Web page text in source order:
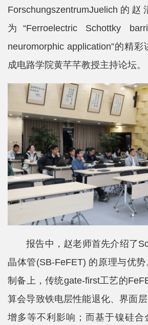
心
师
科
研
究
党
政
人
才
培
ForschungszentrumJuelich的
为“Ferroelectric Schottky
neuromorphic application”的精
成电路学院黄芊芊教授主持论坛。
报告中，赵老师首先介绍了
晶体管(SB-FeFET) 的原理与优
制备上，传统gate-first工艺的
算会导致铁电层性能退化、界面
增多等不利影响；而基于镍硅合